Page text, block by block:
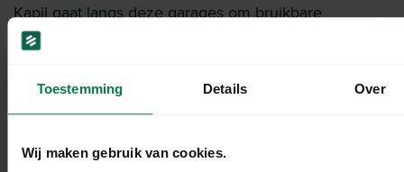
Toestemming Details Over
Wij maken gebruik van cookies.
Kapil gaat langs deze garages om bruikbare
binnenbanden te vinden en in te kopen. De
werkplaats gebracht. Met een spons, water en zeep
worden de banden gereinigd en gedroogd, om het
gebruiken. Vervolgens worden de banden op maat